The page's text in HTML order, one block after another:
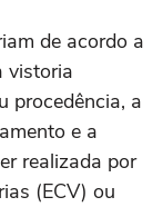
de acordo a
vistoria
procedência, a
e a
realizada por
(ECV) ou